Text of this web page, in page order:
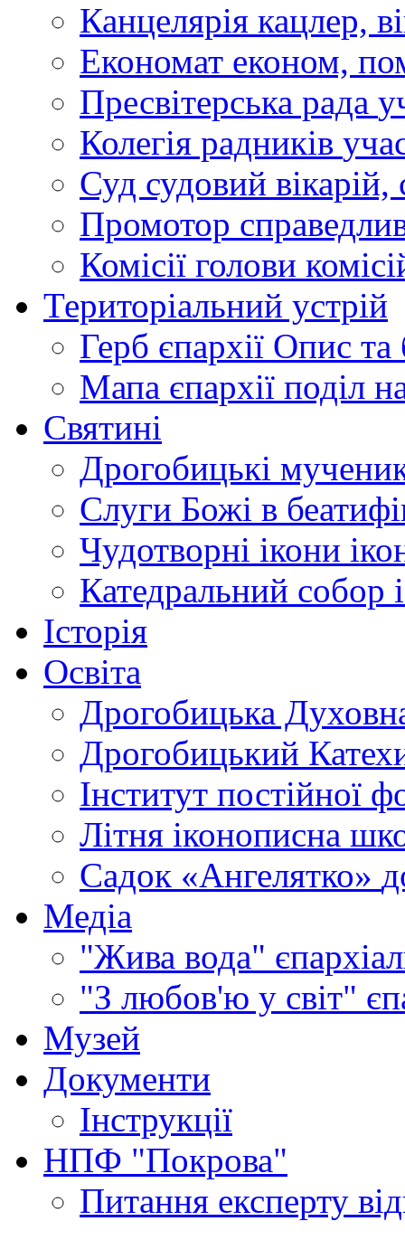
Канцелярія кацлер,
Економат економ,
Пресвітерська рада
Колегія радників
Суд судовий вікарій,
Промотор
Комісії голови
Територіальний устрій
Герб єпархії Опис та
Мапа єпархії поділ
Святині
Дрогобицькі
Слуги Божі в
Чудотворні ікони
Катедральний собор
Історія
Освіта
Дрогобицька
Дрогобицький
Інститут постійної
Літня іконописна
Садок «Ангелятко»
Медіа
"Жива вода"
"З любов'ю у світ"
Музей
Документи
Інструкції
НПФ "Покрова"
Питання експерту